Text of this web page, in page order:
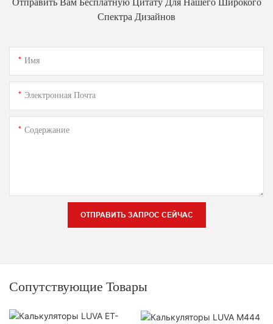
Спектра Дизайнов
Имя
Электронная Почта
Содержание
ОТПРАВИТЬ ЗАПРОС СЕЙЧАС
Сопутствующие Товары